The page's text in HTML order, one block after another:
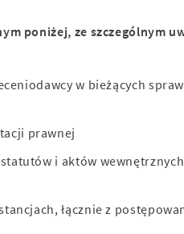
poniżej, ze szczególnym
w bieżących
prawnej
i aktów wewnętrznych
łącznie z